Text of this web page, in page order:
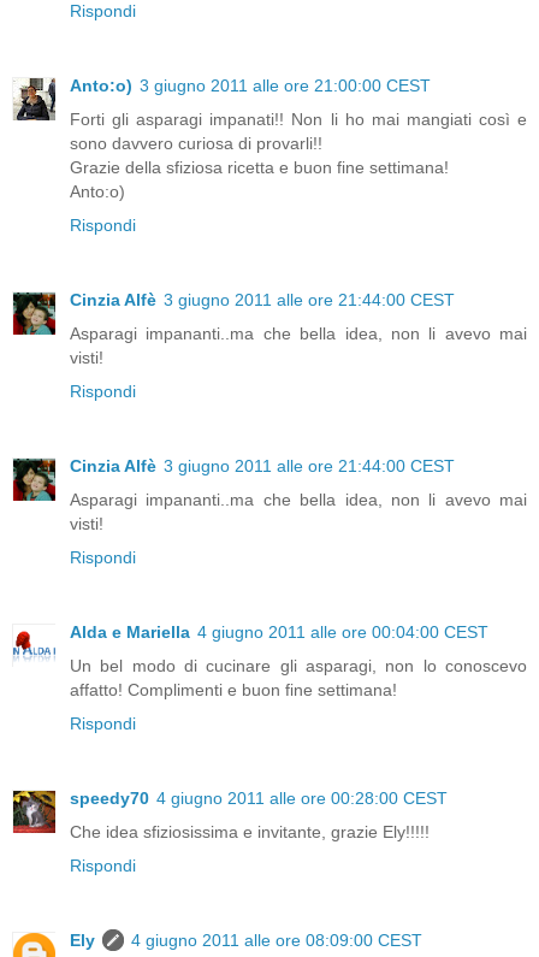
Rispondi
Anto:o) 3 giugno 2011 alle ore 21:00:00 CEST
Forti gli asparagi impanati!! Non li ho mai mangiati così e
sono davvero curiosa di provarli!!
Grazie della sfiziosa ricetta e buon fine settimana!
Anto:o)
Rispondi
Cinzia Alfè 3 giugno 2011 alle ore 21:44:00 CEST
Asparagi impananti..ma che bella idea, non li avevo mai
visti!
Rispondi
Cinzia Alfè 3 giugno 2011 alle ore 21:44:00 CEST
Asparagi impananti..ma che bella idea, non li avevo mai
visti!
Rispondi
Alda e Mariella 4 giugno 2011 alle ore 00:04:00 CEST
Un bel modo di cucinare gli asparagi, non lo conoscevo
affatto! Complimenti e buon fine settimana!
Rispondi
speedy70 4 giugno 2011 alle ore 00:28:00 CEST
Che idea sfiziosissima e invitante, grazie Ely!!!!!
Rispondi
Ely
4 giugno 2011 alle ore 08:09:00 CEST